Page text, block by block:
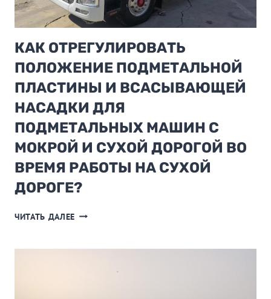
КАК ОТРЕГУЛИРОВАТЬ
ПОЛОЖЕНИЕ ПОДМЕТАЛЬНОЙ
ПЛАСТИНЫ И ВСАСЫВАЮЩЕЙ
НАСАДКИ ДЛЯ
ПОДМЕТАЛЬНЫХ МАШИН С
МОКРОЙ И СУХОЙ ДОРОГОЙ ВО
ВРЕМЯ РАБОТЫ НА СУХОЙ
ДОРОГЕ?
ЧИТАТЬ ДАЛЕЕ КАК
ПОДМЕТАЛЬНОЙ